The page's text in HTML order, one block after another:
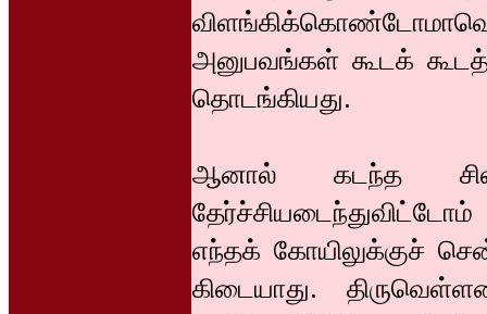
அனுபவங்கள் கூடக்
தொடங்கியது.
ஆனால் கடந்த
எந்தக் கோயிலுக்குச்
கிடையாது.